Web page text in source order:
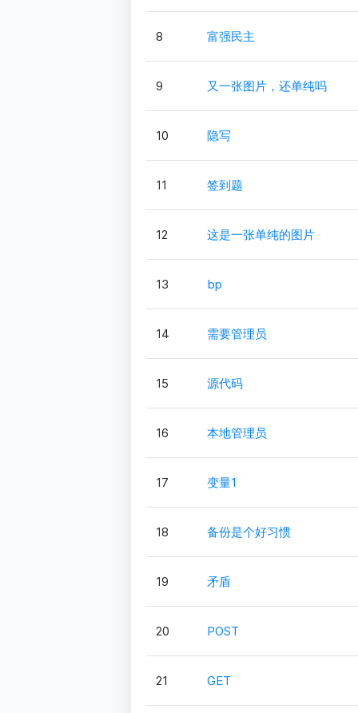
8 富强民主
9 又一张图片，还单纯吗
10 隐写
11 签到题
12 这是一张单纯的图片
13 bp
14 需要管理员
15 源代码
16 本地管理员
17 变量1
18 备份是个好习惯
19 矛盾
20 POST
21 GET